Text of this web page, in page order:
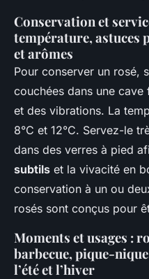
Conservation et
température, astuces
et arômes
Pour conserver un rosé,
couchées dans une cave
et des vibrations. La
8°C et 12°C. Servez-le
dans des verres à pied
subtils et la vivacité en
conservation à un ou
rosés sont conçus pour
Moments et usages :
barbecue, pique-
l’été et l’hiver